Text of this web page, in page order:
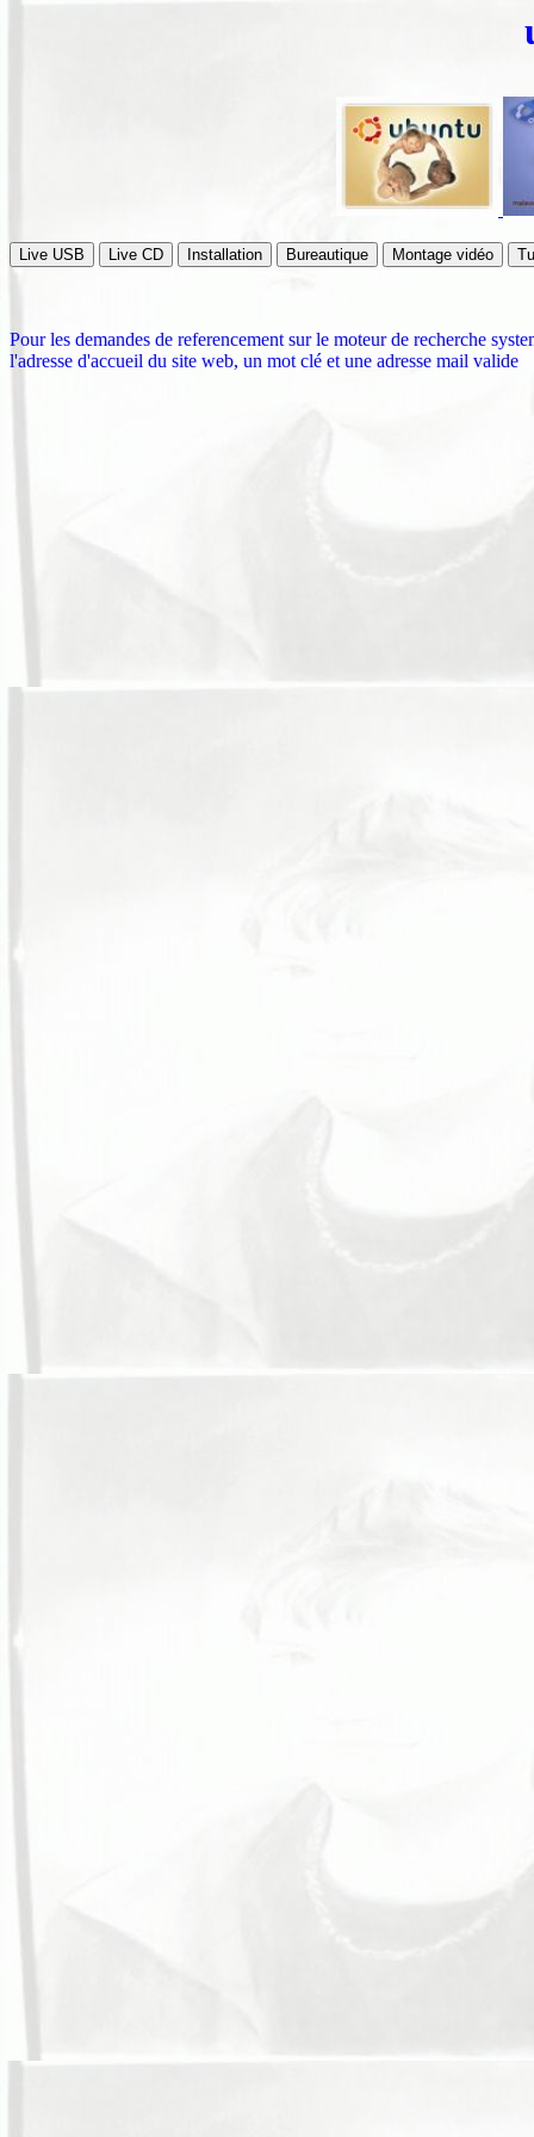
Pour les demandes de referencement sur le moteur de recherche
l'adresse d'accueil du site web, un mot clé et une adresse mail valide